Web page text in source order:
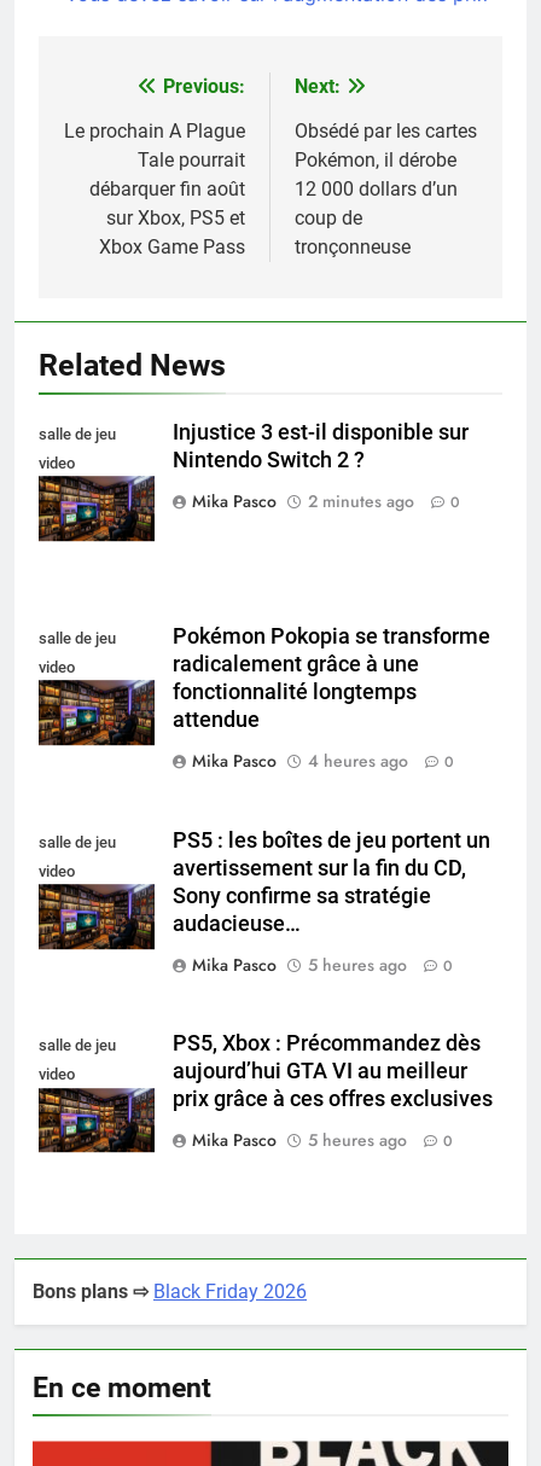
Navigation
de
l’article
Previous:
Le prochain A Plague
Tale pourrait
débarquer fin août
sur Xbox, PS5 et
Xbox Game Pass
Next:
Obsédé par les cartes
Pokémon, il dérobe
12 000 dollars d’un
coup de
tronçonneuse
Related News
salle de jeu
video
collectionneur
Injustice 3 est-il disponible sur
Nintendo Switch 2 ?
Mika Pasco
2 minutes ago 0
salle de jeu
video
collectionneur
Pokémon Pokopia se transforme
radicalement grâce à une
fonctionnalité longtemps
attendue
Mika Pasco
4 heures ago 0
salle de jeu
video
collectionneur
PS5 : les boîtes de jeu portent un
avertissement sur la fin du CD,
Sony confirme sa stratégie
audacieuse…
Mika Pasco
5 heures ago 0
salle de jeu
video
collectionneur
PS5, Xbox : Précommandez dès
aujourd’hui GTA VI au meilleur
prix grâce à ces offres exclusives
Mika Pasco
5 heures ago 0
Bons plans ⇨ Black Friday 2026
En ce moment